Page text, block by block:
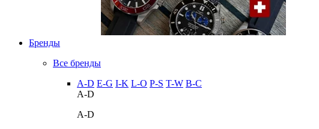
Бренды
Все бренды
A-D E-G I-K L-O P-S T-W В-С
A-D
A-D